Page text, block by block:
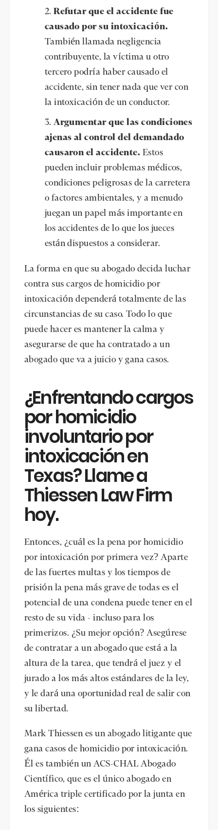
Refutar que el accidente fue
causado por su intoxicación.
También llamada negligencia
contribuyente, la víctima u otro
tercero podría haber causado el
accidente, sin tener nada que ver con
la intoxicación de un conductor.
Argumentar que las condiciones
ajenas al control del demandado
causaron el accidente. Estos
pueden incluir problemas médicos,
condiciones peligrosas de la carretera
o factores ambientales, y a menudo
juegan un papel más importante en
los accidentes de lo que los jueces
están dispuestos a considerar.
La forma en que su abogado decida luchar
contra sus cargos de homicidio por
intoxicación dependerá totalmente de las
circunstancias de su caso. Todo lo que
puede hacer es mantener la calma y
asegurarse de que ha contratado a un
abogado que va a juicio y gana casos.
¿Enfrentando cargos
por homicidio
involuntario por
intoxicación en
Texas? Llame a
Thiessen Law Firm
hoy.
Entonces, ¿cuál es la pena por homicidio
por intoxicación por primera vez? Aparte
de las fuertes multas y los tiempos de
prisión la pena más grave de todas es el
potencial de una condena puede tener en el
resto de su vida - incluso para los
primerizos. ¿Su mejor opción? Asegúrese
de contratar a un abogado que está a la
altura de la tarea, que tendrá el juez y el
jurado a los más altos estándares de la ley,
y le dará una oportunidad real de salir con
su libertad.
Mark Thiessen es un abogado litigante que
gana casos de homicidio por intoxicación.
Él es también un ACS-CHAL Abogado
Científico, que es el único abogado en
América triple certificado por la junta en
los siguientes: